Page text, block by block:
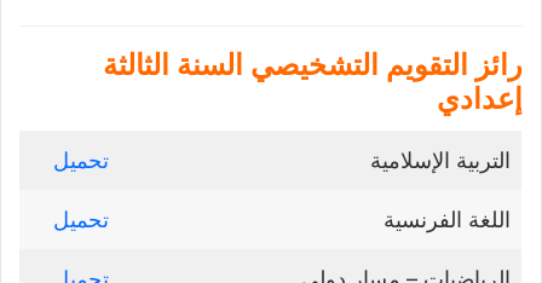
رائز التقويم التشخيصي السنة الثالثة
إعدادي
التربية الإسلامية تحميل
اللغة الفرنسية تحميل